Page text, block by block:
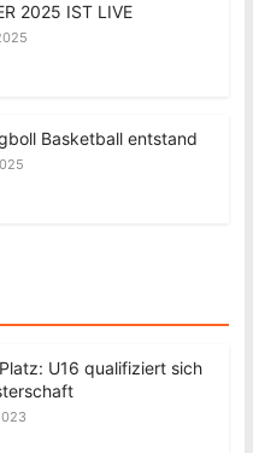
2025 IST LIVE
Basketball entstand
U16 qualifiziert sich